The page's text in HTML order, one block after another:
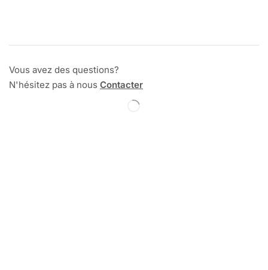
Vous avez des questions?
N'hésitez pas à nous Contacter